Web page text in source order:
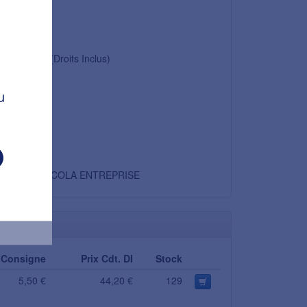
(Droits Inclus)
COCA-COLA ENTREPRISE
Consigne Prix Cdt. DI
Stock
5,50 € 44,20 € 129